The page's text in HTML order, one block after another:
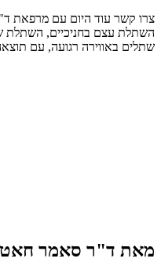
צרו קשר עוד היום עם מרפאת
השתלת עצם בחניכיים, השתלת
שתלים באווירה רגועה, עם
מאת ד"ר סאמר